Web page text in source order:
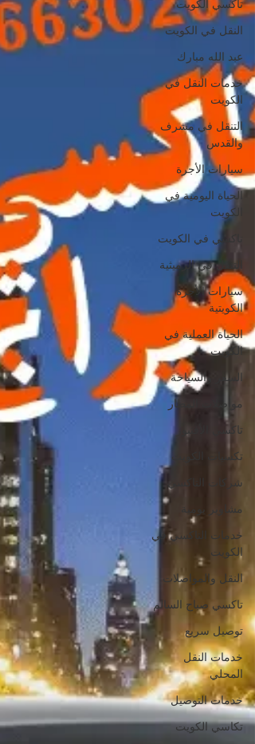
تاكسي الكويت
النقل في الكويت
عبد الله مبارك
خدمات النقل في
الكويت
التنقل في مشرف
والقدس
سيارات الأجرة
الحياة اليومية في
الكويت
تاكسي في الكويت
التنقل في الرميثية
سيارات الأجرة
الكويتية
الحياة العملية في
الكويت
السفر والسياحة
مواصلات المطار
تاكسي الأفنيوز
تكسيات الكويت
شركات التاكسي
مشاوير يومية
خدمات التاكسي في
الكويت
النقل والمواصلات
تاكسي صباح السالم
توصيل سريع
خدمات النقل
المحلي
خدمات التوصيل
تكاسي الكويت